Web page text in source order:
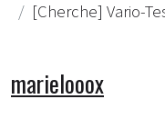
[Cherche] Vario-
marielooox